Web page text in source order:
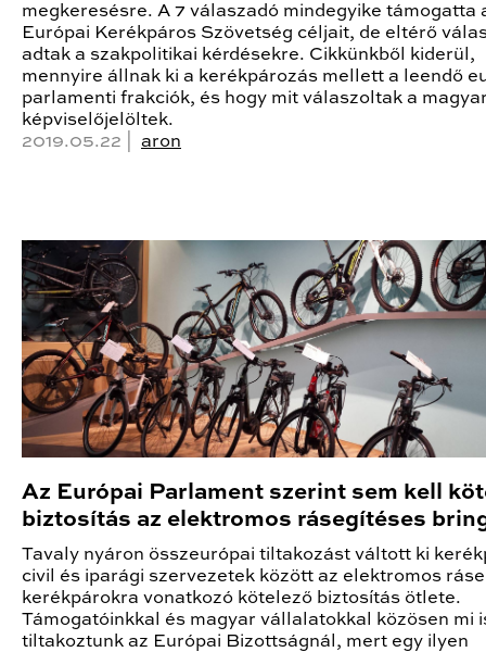
megkeresésre. A 7 válaszadó mindegyike támogatta
Európai Kerékpáros Szövetség céljait, de eltérő
adtak a szakpolitikai kérdésekre. Cikkünkből kiderül,
mennyire állnak ki a kerékpározás mellett a leendő
parlamenti frakciók, és hogy mit válaszoltak a
képviselőjelöltek.
2019.05.22 | aron
Az Európai Parlament szerint sem kell
biztosítás az elektromos rásegítéses
Tavaly nyáron összeurópai tiltakozást váltott ki
civil és iparági szervezetek között az elektromos
kerékpárokra vonatkozó kötelező biztosítás ötlete.
Támogatóinkkal és magyar vállalatokkal közösen mi
tiltakoztunk az Európai Bizottságnál, mert egy ilyen